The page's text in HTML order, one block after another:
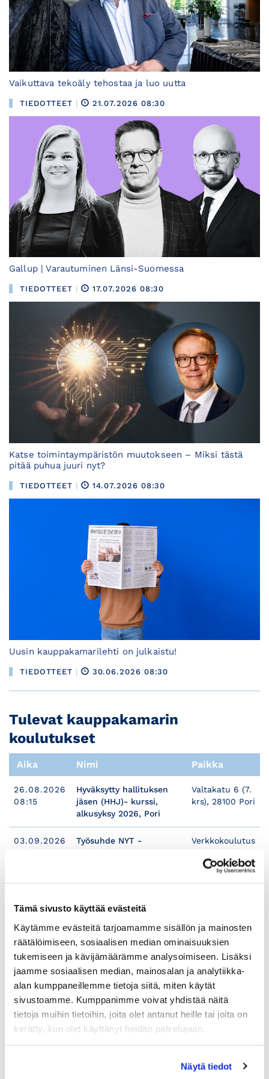
Tämä sivusto käyttää evästeitä
Käytämme evästeitä tarjoamamme sisällön ja mainosten
räätälöimiseen, sosiaalisen median ominaisuuksien
tukemiseen ja kävijämäärämme analysoimiseen. Lisäksi
jaamme sosiaalisen median, mainosalan ja analytiikka-
alan kumppaneillemme tietoja siitä, miten käytät
sivustoamme. Kumppanimme voivat yhdistää näitä
tietoja muihin tietoihin, joita olet antanut heille tai joita on
kerätty, kun olet käyttänyt heidän palvelujaan.
Näytä tiedot
Vaikuttava tekoäly tehostaa ja luo uutta
TIEDOTTEET | 21.07.2026 08:30
Gallup | Varautuminen Länsi-Suomessa
TIEDOTTEET | 17.07.2026 08:30
Katse toimintaympäristön muutokseen – Miksi tästä
pitää puhua juuri nyt?
TIEDOTTEET | 14.07.2026 08:30
Uusin kauppakamarilehti on julkaistu!
TIEDOTTEET | 30.06.2026 08:30
Tulevat kauppakamarin
koulutukset
Aika Nimi Paikka
26.08.2026
08:15
Hyväksytty hallituksen
jäsen (HHJ)- kurssi,
alkusyksy 2026, Pori
Valtakatu 6 (7.
krs), 28100 Pori
03.09.2026
Työsuhde NYT -
Verkkokoulutus
06:00
käytön perusteet
08.09.2026
06:00
Palkka-avoimuus ja tasa-
arvolain vaatimukset
sekä raportointi
tulorekisteriin
Verkkokoulutus